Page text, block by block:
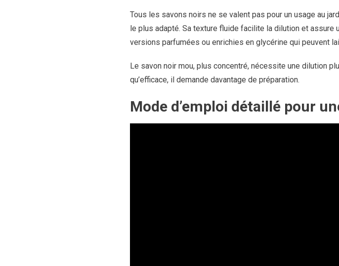
Tous les savons noirs ne se valent pas pour un usage au
le plus adapté. Sa texture fluide facilite la dilution et
versions parfumées ou enrichies en glycérine qui peuvent
Le savon noir mou, plus concentré, nécessite une dilution
qu’efficace, il demande davantage de préparation.
Mode d’emploi détaillé pour